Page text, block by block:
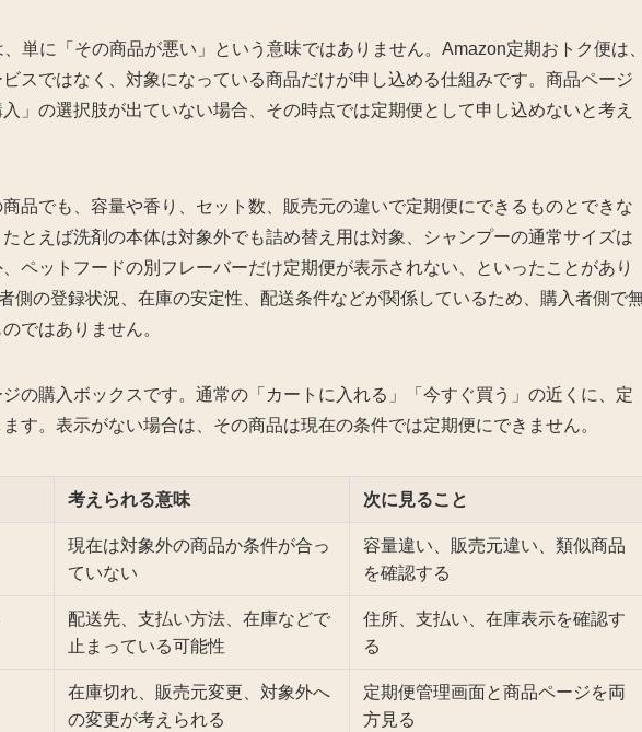
単に「その商品が悪い」という意味ではありません。Amazon定期おトク便は
スではなく、対象になっている商品だけが申し込める仕組みです。商品ページ
」の選択肢が出ていない場合、その時点では定期便として申し込めないと考え
品でも、容量や香り、セット数、販売元の違いで定期便にできるものとできな
とえば洗剤の本体は対象外でも詰め替え用は対象、シャンプーの通常サイズは
ペットフードの別フレーバーだけ定期便が表示されない、といったことがあり
側の登録状況、在庫の安定性、配送条件などが関係しているため、購入者側で
ではありません。
の購入ボックスです。通常の「カートに入れる」「今すぐ買う」の近くに、定
す。表示がない場合は、その商品は現在の条件では定期便にできません。
考えられる意味 次に見ること
現在は対象外の商品か条件が合っ
ていない
容量違い、販売元違い、類似商品
を確認する
配送先、支払い方法、在庫などで
止まっている可能性
住所、支払い、在庫表示を確認す
る
在庫切れ、販売元変更、対象外へ
の変更が考えられる
定期便管理画面と商品ページを両
方見る